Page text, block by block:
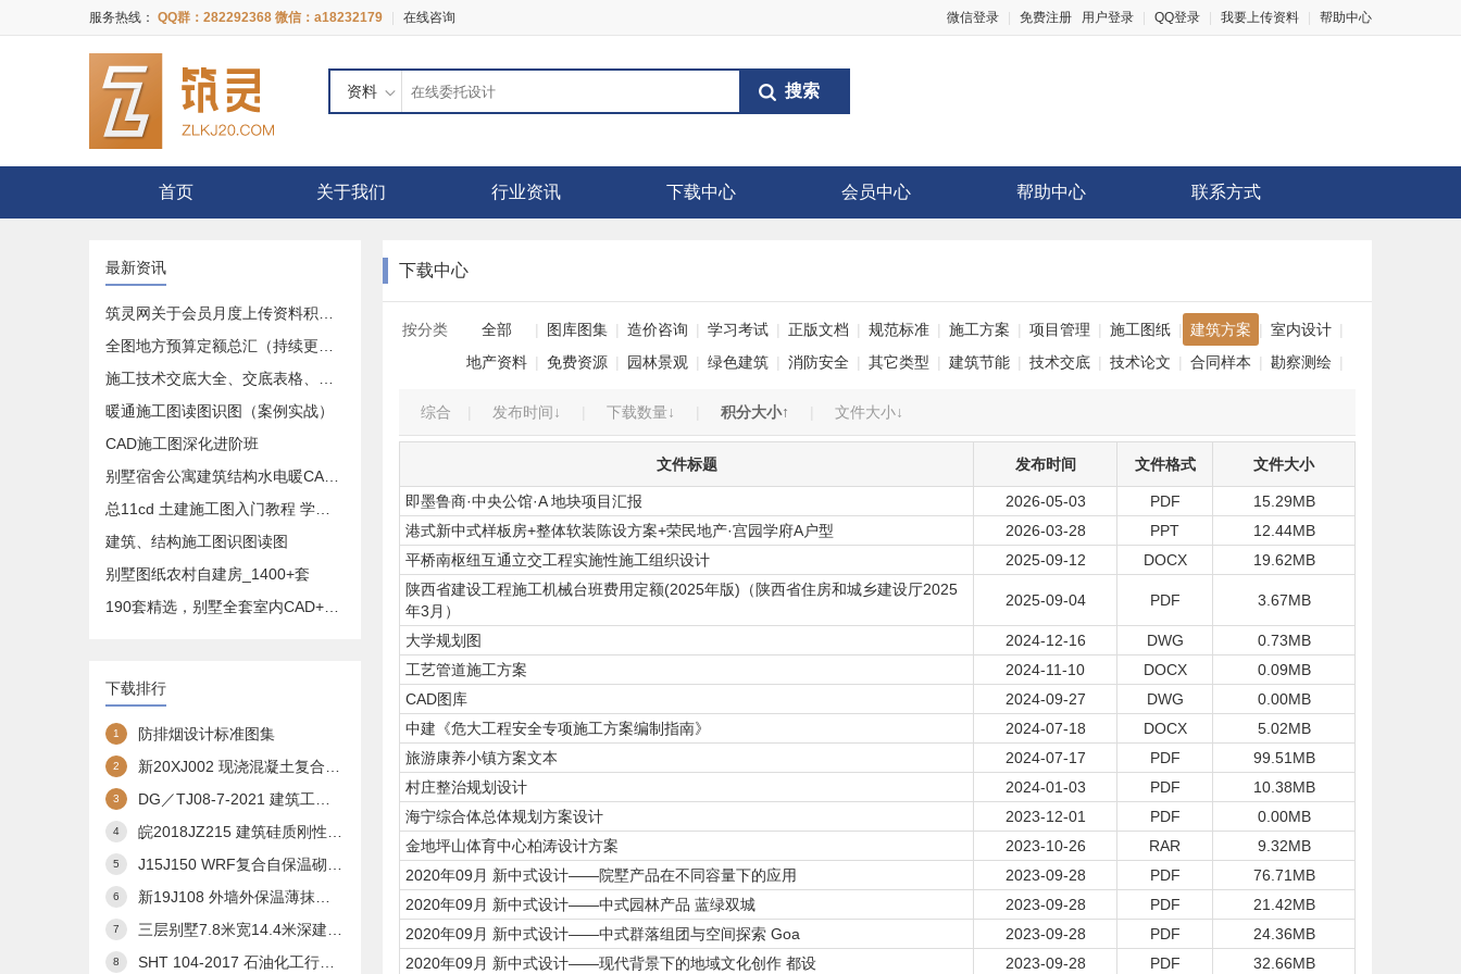
服务热线： QQ群：282292368 微信：a18232179 在线咨询 微信登录 免费注册 用户登录 QQ登录 我要上传资料 帮助中心
资料
首页 关于我们 行业资讯 下载中心 会员中心 帮助中心 联系方式
最新资讯
暖通施工图读图识图（案例实战）
CAD施工图深化进阶班
建筑、结构施工图识图读图
别墅图纸农村自建房_1400+套
下载排行
1 防排烟设计标准图集
2 新20XJ002 现浇混凝土复合外保温模板(XJJS)建筑构造
3 DG／TJ08-7-2021 建筑工程交通设计及停车库(场)设置标准(完整扫描版)
4 皖2018JZ215 建筑硅质刚性防水构造图集
5 J15J150 WRF复合自保温砌块构造
6 新19J108 外墙外保温薄抹灰系统建筑构造
7 三层别墅7.8米宽14.4米深建筑方案3
8 SHT 104-2017 石油化工行业通用图 总图运输通用图集--储罐区防火堤
下载中心
按分类 全部 | 图库图集 | 造价咨询 | 学习考试 | 正版文档 | 规范标准 | 施工方案 | 项目管理 | 施工图纸 | 建筑方案 | 室内设计 |
地产资料 | 免费资源 | 园林景观 | 绿色建筑 | 消防安全 | 其它类型 | 建筑节能 | 技术交底 | 技术论文 | 合同样本 | 勘察测绘 |
综合 发布时间↓ 下载数量↓ 积分大小↑ 文件大小↓
文件标题 发布时间 文件格式 文件大小
即墨鲁商·中央公馆·A 地块项目汇报 2026-05-03 PDF
15.29MB
港式新中式样板房+整体软装陈设方案+荣民地产·宫园学府A户型
2026-03-28 PPT
12.44MB
平桥南枢纽互通立交工程实施性施工组织设计
2025-09-12 DOCX
19.62MB
陕西省建设工程施工机械台班费用定额(2025年版)（陕西省住房和城乡建设厅2025
年3月）
2025-09-04 PDF 3.67MB
大学规划图 2024-12-16 DWG
0.73MB
工艺管道施工方案
2024-11-10 DOCX
0.09MB
CAD图库
2024-09-27 DWG
0.00MB
中建《危大工程安全专项施工方案编制指南》
2024-07-18 DOCX
5.02MB
旅游康养小镇方案文本
2024-07-17 PDF
99.51MB
村庄整治规划设计
2024-01-03 PDF
10.38MB
海宁综合体总体规划方案设计
2023-12-01 PDF
0.00MB
金地坪山体育中心柏涛设计方案
2023-10-26 RAR
9.32MB
2020年09月 新中式设计——院墅产品在不同容量下的应用
2023-09-28 PDF
76.71MB
2020年09月 新中式设计——中式园林产品 蓝绿双城
2023-09-28 PDF
21.42MB
2020年09月 新中式设计——中式群落组团与空间探索 Goa
2023-09-28 PDF
24.36MB
2020年09月 新中式设计——现代背景下的地域文化创作 都设
2023-09-28 PDF 32.66MB